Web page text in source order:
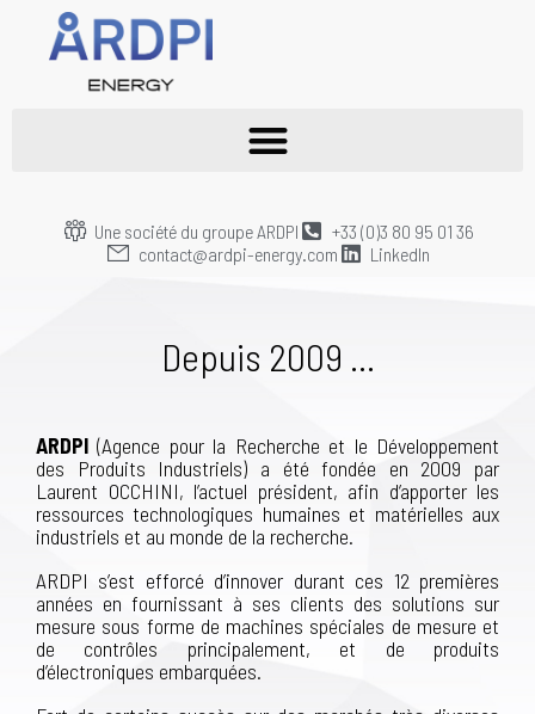
Une société du groupe ARDPI
+33 (0)3 80 95 01 36
contact@ardpi-energy.com
LinkedIn
Depuis 2009 ...
ARDPI (Agence pour la Recherche et le Développement
des Produits Industriels) a été fondée en 2009 par
Laurent OCCHINI, l’actuel président, afin d’apporter les
ressources technologiques humaines et matérielles aux
industriels et au monde de la recherche.
ARDPI s’est efforcé d’innover durant ces 12 premières
années en fournissant à ses clients des solutions sur
mesure sous forme de machines spéciales de mesure et
de contrôles principalement, et de produits
d’électroniques embarquées.